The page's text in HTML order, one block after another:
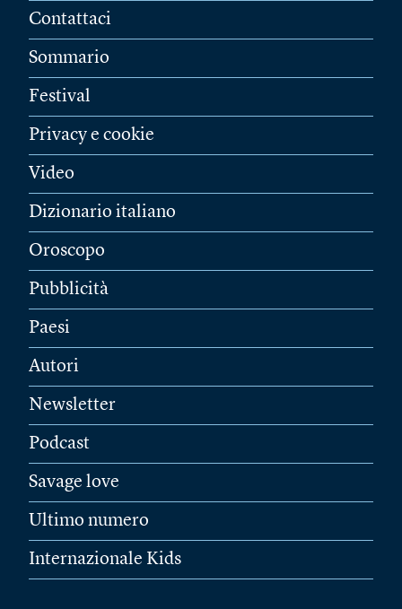
Contattaci
Sommario
Festival
Privacy e cookie
Video
Dizionario italiano
Oroscopo
Pubblicità
Paesi
Autori
Newsletter
Podcast
Savage love
Ultimo numero
Internazionale Kids